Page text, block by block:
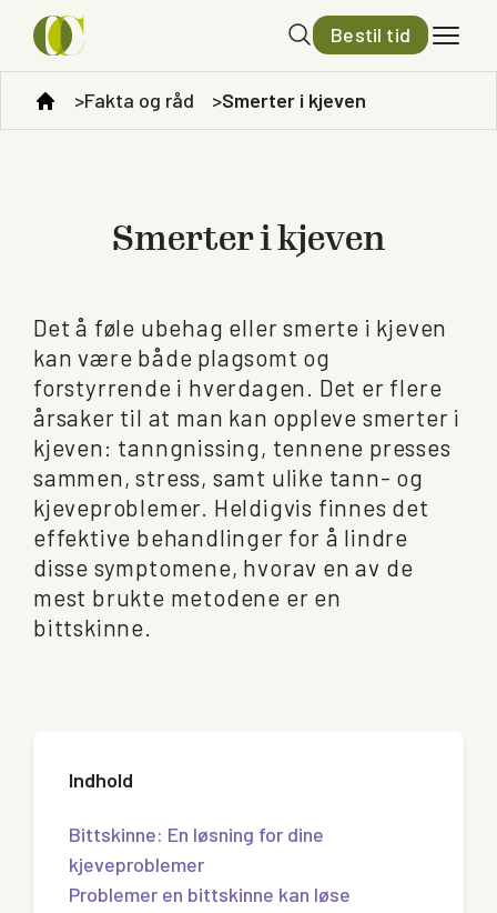
Bestil tid
Fakta og råd Smerter i kjeven
Smerter i kjeven
Det å føle ubehag eller smerte i kjeven
kan være både plagsomt og
forstyrrende i hverdagen. Det er flere
årsaker til at man kan oppleve smerter i
kjeven: tanngnissing, tennene presses
sammen, stress, samt ulike tann- og
kjeveproblemer. Heldigvis finnes det
effektive behandlinger for å lindre
disse symptomene, hvorav en av de
mest brukte metodene er en
bittskinne.
Indhold
Bittskinne: En løsning for dine
kjeveproblemer
Problemer en bittskinne kan løse